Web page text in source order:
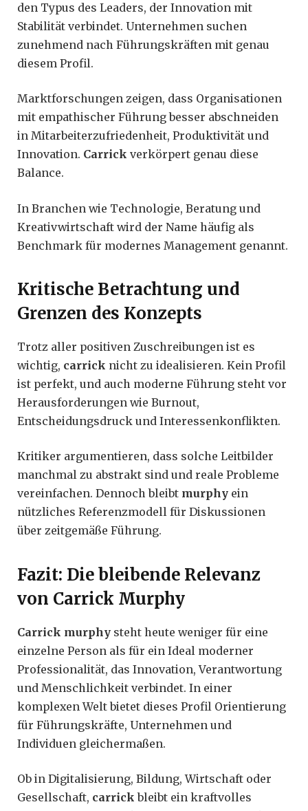
den Typus des Leaders, der Innovation mit
Stabilität verbindet. Unternehmen suchen
zunehmend nach Führungskräften mit genau
diesem Profil.
Marktforschungen zeigen, dass Organisationen
mit empathischer Führung besser abschneiden
in Mitarbeiterzufriedenheit, Produktivität und
Innovation. Carrick verkörpert genau diese
Balance.
In Branchen wie Technologie, Beratung und
Kreativwirtschaft wird der Name häufig als
Benchmark für modernes Management genannt.
Kritische Betrachtung und
Grenzen des Konzepts
Trotz aller positiven Zuschreibungen ist es
wichtig, carrick nicht zu idealisieren. Kein Profil
ist perfekt, und auch moderne Führung steht vor
Herausforderungen wie Burnout,
Entscheidungsdruck und Interessenkonflikten.
Kritiker argumentieren, dass solche Leitbilder
manchmal zu abstrakt sind und reale Probleme
vereinfachen. Dennoch bleibt murphy ein
nützliches Referenzmodell für Diskussionen
über zeitgemäße Führung.
Fazit: Die bleibende Relevanz
von Carrick Murphy
Carrick murphy steht heute weniger für eine
einzelne Person als für ein Ideal moderner
Professionalität, das Innovation, Verantwortung
und Menschlichkeit verbindet. In einer
komplexen Welt bietet dieses Profil Orientierung
für Führungskräfte, Unternehmen und
Individuen gleichermaßen.
Ob in Digitalisierung, Bildung, Wirtschaft oder
Gesellschaft, carrickbleibt ein kraftvolles